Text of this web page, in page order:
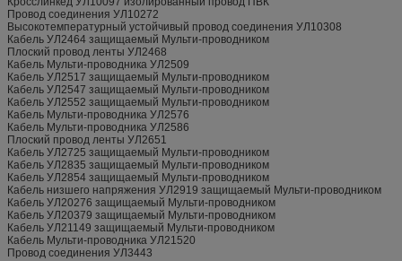
Провод соединения УЛ10272
Высокотемпературный устойчивый провод соединения УЛ10308
Кабель УЛ2464 защищаемый Мульти-проводником
Плоский провод ленты УЛ2468
Кабель Мульти-проводника УЛ2509
Кабель УЛ2517 защищаемый Мульти-проводником
Кабель УЛ2547 защищаемый Мульти-проводником
Кабель УЛ2552 защищаемый Мульти-проводником
Кабель Мульти-проводника УЛ2576
Кабель Мульти-проводника УЛ2586
Плоский провод ленты УЛ2651
Кабель УЛ2725 защищаемый Мульти-проводником
Кабель УЛ2835 защищаемый Мульти-проводником
Кабель УЛ2854 защищаемый Мульти-проводником
Кабель низшего напряжения УЛ2919 защищаемый Мульти-проводником
Кабель УЛ20276 защищаемый Мульти-проводником
Кабель УЛ20379 защищаемый Мульти-проводником
Кабель УЛ21149 защищаемый Мульти-проводником
Кабель Мульти-проводника УЛ21520
Провод соединения УЛ3443